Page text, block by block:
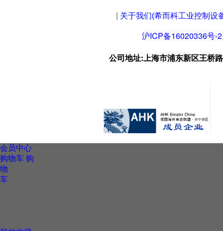
关于我们(希而科工业控制设
沪ICP备16020336号-2
公司地址:上海市浦东新区王桥
会员中心
购物车 购
物
车